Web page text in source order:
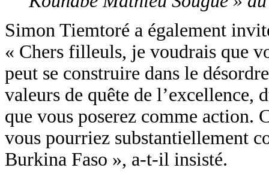
Simon Tiemtoré a également
« Chers filleuls, je voudrais que
peut se construire dans le
valeurs de quête de
que vous poserez comme action.
vous pourriez substantiellement
Burkina Faso », a-t-il insisté.